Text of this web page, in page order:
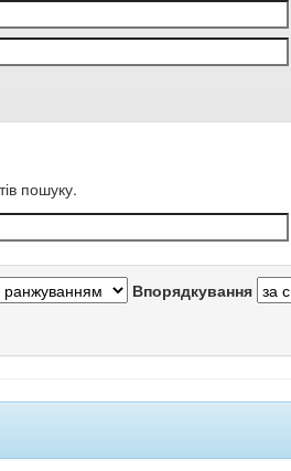
пошуку.
Впорядкування